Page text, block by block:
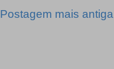
Postagem mais antiga